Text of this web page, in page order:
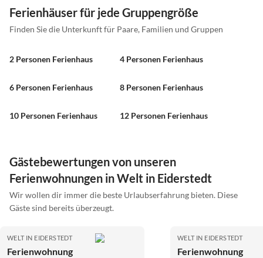
Ferienhäuser für jede Gruppengröße
Finden Sie die Unterkunft für Paare, Familien und Gruppen
2 Personen Ferienhaus 4 Personen Ferienhaus
6 Personen Ferienhaus 8 Personen Ferienhaus
10 Personen Ferienhaus 12 Personen Ferienhaus
Gästebewertungen von unseren
Ferienwohnungen in Welt in Eiderstedt
Wir wollen dir immer die beste Urlaubserfahrung bieten. Diese
Gäste sind bereits überzeugt.
WELT IN EIDERSTEDT
Ferienwohnung
WELT IN EIDERSTEDT
Ferienwohnung